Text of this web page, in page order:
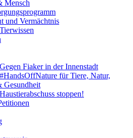
Mensch
und Vermächtnis
Fiaker in der Innenstadt
für Tiere, Natur,
Gesundheit
stoppen!